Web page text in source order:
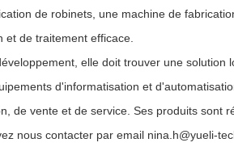
de robinets, une machine de
de traitement efficace.
elle doit trouver une
d'informatisation et
de vente et de service. Ses produits
nous contacter par email nina.h@yueli-